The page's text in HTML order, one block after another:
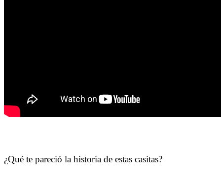
¿Qué te pareció la historia de estas casitas?